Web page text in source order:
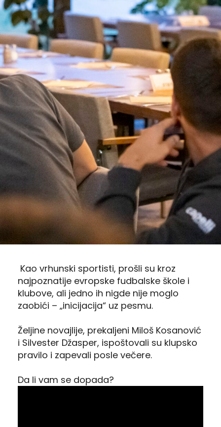
Kao vrhunski sportisti, prošli su kroz
najpoznatije evropske fudbalske škole i
klubove, ali jedno ih nigde nije moglo
zaobići – „inicijacija“ uz pesmu.
Željine novajlije, prekaljeni Miloš Kosanović
i Silvester Džasper, ispoštovali su klupsko
pravilo i zapevali posle večere.
Da li vam se dopada?